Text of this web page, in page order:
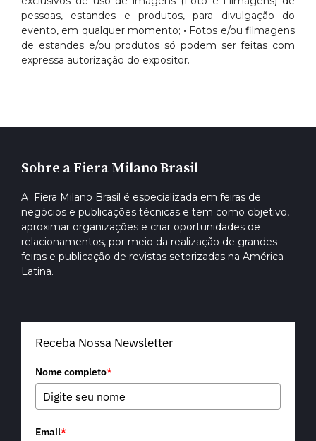
pessoas, estandes e produtos, para divulgação do
evento, em qualquer momento; • Fotos e/ou filmagens
de estandes e/ou produtos só podem ser feitas com
expressa autorização do expositor.
Sobre a Fiera Milano Brasil
A Fiera Milano Brasil é especializada em feiras de
negócios e publicações técnicas e tem como objetivo,
aproximar organizações e criar oportunidades de
relacionamentos, por meio da realização de grandes
feiras e publicação de revistas setorizadas na América
Latina.
Receba Nossa Newsletter
Nome completo*
Email*